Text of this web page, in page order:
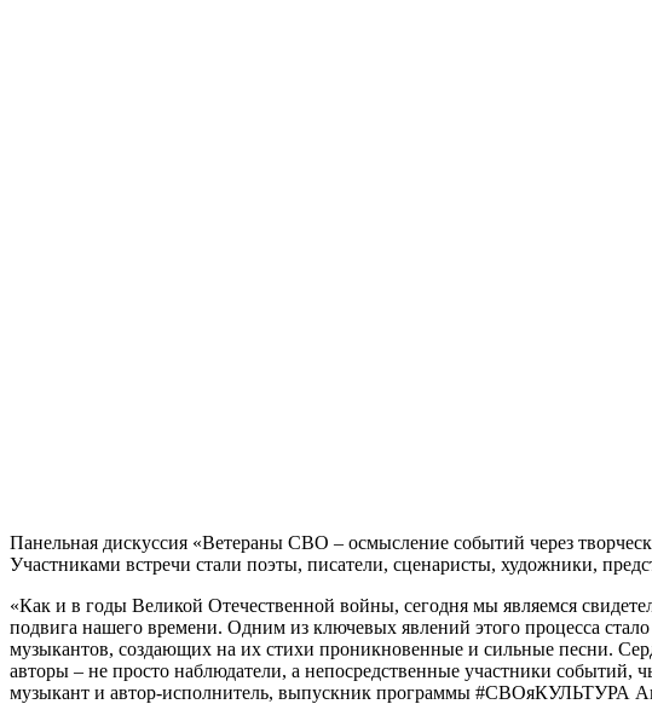
Панельная дискуссия «Ветераны СВО – осмысление событий через
Участниками встречи стали поэты, писатели, сценаристы, художники,
«Как и в годы Великой Отечественной войны, сегодня мы являемся
подвига нашего времени. Одним из ключевых явлений этого процесса
музыкантов, создающих на их стихи проникновенные и сильные песни.
авторы – не просто наблюдатели, а непосредственные участники
музыкант и автор-исполнитель, выпускник программы #СВОяКУЛЬТУРА